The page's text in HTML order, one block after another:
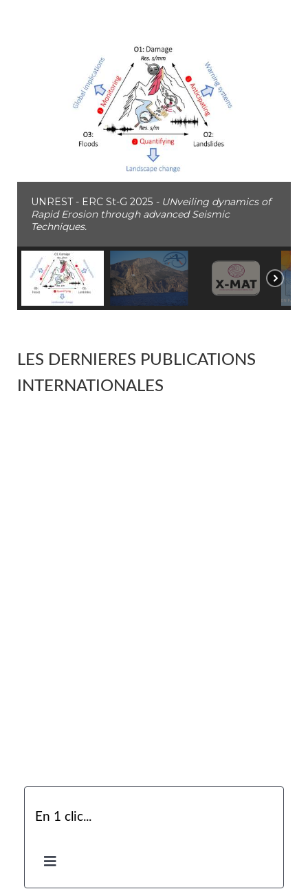
UNREST - ERC St-G 2025 - UNveiling dynamics of
Rapid Erosion through advanced Seismic
Techniques.
LES DERNIERES PUBLICATIONS
INTERNATIONALES
En 1 clic...